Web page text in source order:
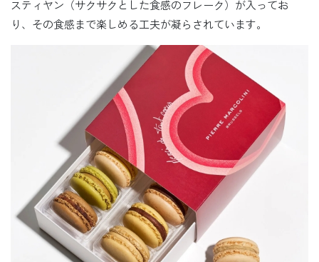
スティヤン（サクサクとした食感のフレーク）が入ってお
り、その食感まで楽しめる工夫が凝らされています。